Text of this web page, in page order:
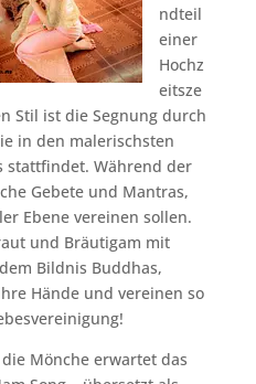
ndteil
einer
Hochz
eitsze
Stil ist die Segnung durch
in den malerischsten
stattfindet. Während der
Gebete und Mantras,
Ebene vereinen sollen.
und Bräutigam mit
Bildnis Buddhas,
Hände und vereinen so
Mönche erwartet das